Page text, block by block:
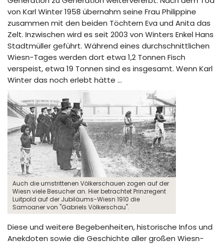
von Karl Winter 1958 übernahm seine Frau Philippine
zusammen mit den beiden Töchtern Eva und Anita das
Zelt. Inzwischen wird es seit 2003 von Winters Enkel Hans
Stadtmüller geführt. Während eines durchschnittlichen
Wiesn-Tages werden dort etwa 1,2 Tonnen Fisch
verspeist, etwa 19 Tonnen sind es insgesamt. Wenn Karl
Winter das noch erlebt hätte …
Auch die umstrittenen Völkerschauen zogen auf der
Wiesn viele Besucher an. Hier betrachtet Prinzregent
Luitpold auf der Jubiläums-Wiesn 1910 die
Samoaner von "Gabriels Völkerschau".
Diese und weitere Begebenheiten, historische Infos und
Anekdoten sowie die Geschichte aller großen Wiesn-